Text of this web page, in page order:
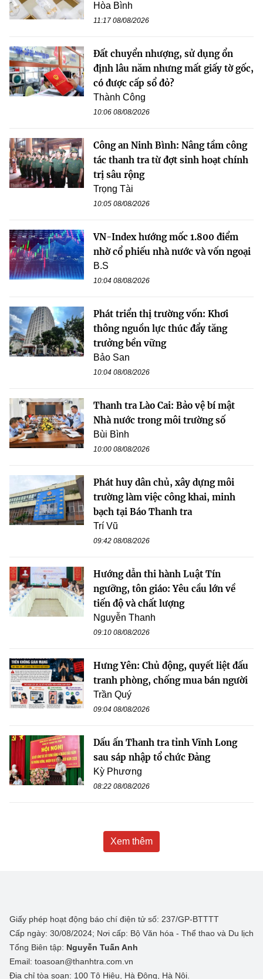
Hòa Bình
11:17 08/08/2026
Đất chuyển nhượng, sử dụng ổn
định lâu năm nhưng mất giấy tờ gốc,
có được cấp sổ đỏ?
Thành Công
10:06 08/08/2026
Công an Ninh Bình: Nâng tầm công
tác thanh tra từ đợt sinh hoạt chính
trị sâu rộng
Trọng Tài
10:05 08/08/2026
VN-Index hướng mốc 1.800 điểm
nhờ cổ phiếu nhà nước và vốn ngoại
B.S
10:04 08/08/2026
Phát triển thị trường vốn: Khơi
thông nguồn lực thúc đẩy tăng
trưởng bền vững
Bảo San
10:04 08/08/2026
Thanh tra Lào Cai: Bảo vệ bí mật
Nhà nước trong môi trường số
Bùi Bình
10:00 08/08/2026
Phát huy dân chủ, xây dựng môi
trường làm việc công khai, minh
bạch tại Báo Thanh tra
Trí Vũ
09:42 08/08/2026
Hướng dẫn thi hành Luật Tín
ngưỡng, tôn giáo: Yêu cầu lớn về
tiến độ và chất lượng
Nguyễn Thanh
09:10 08/08/2026
Hưng Yên: Chủ động, quyết liệt đấu
tranh phòng, chống mua bán người
Trần Quý
09:04 08/08/2026
Dấu ấn Thanh tra tỉnh Vĩnh Long
sau sáp nhập tổ chức Đảng
Kỳ Phương
08:22 08/08/2026
Xem thêm
Giấy phép hoạt động báo chí điện tử số: 237/GP-BTTTT
Cấp ngày: 30/08/2024; Nơi cấp: Bộ Văn hóa - Thể thao và Du lịch
Tổng Biên tập: Nguyễn Tuấn Anh
Email: toasoan@thanhtra.com.vn
Địa chỉ tòa soạn: 100 Tô Hiệu, Hà Đông, Hà Nội.